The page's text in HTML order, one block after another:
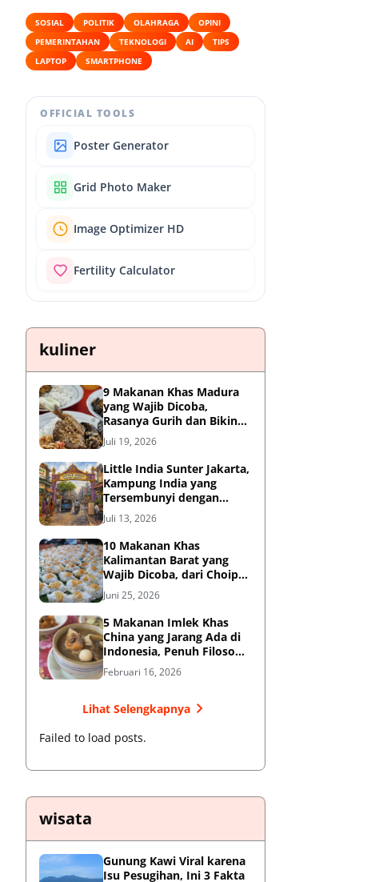
SOSIAL POLITIK OLAHRAGA
OPINI
PEMERINTAHAN
TEKNOLOGI AI
TIPS
LAPTOP
SMARTPHONE
OFFICIAL TOOLS
Poster Generator
Grid Photo Maker
Image Optimizer HD
Fertility Calculator
kuliner
9 Makanan Khas Madura
yang Wajib Dicoba,
Rasanya Gurih dan Bikin
Nagih
Juli 19, 2026
Little India Sunter Jakarta,
Kampung India yang
Tersembunyi dengan
Sejarah Panjang dan
Kuliner Autentik
Juli 13, 2026
10 Makanan Khas
Kalimantan Barat yang
Wajib Dicoba, dari Choipan
hingga Sotong Pangkong
Juni 25, 2026
5 Makanan Imlek Khas
China yang Jarang Ada di
Indonesia, Penuh Filosofi
Keberuntungan
Februari 16, 2026
Lihat Selengkapnya
Failed to load posts.
wisata
Gunung Kawi Viral karena
Isu Pesugihan, Ini 3 Fakta